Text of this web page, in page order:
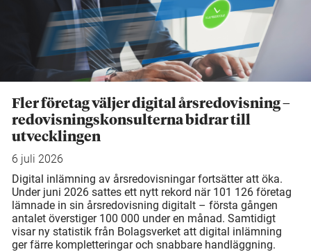
Fler företag väljer digital årsredovisning –
redovisningskonsulterna bidrar till
utvecklingen
6 juli 2026
Digital inlämning av årsredovisningar fortsätter att öka.
Under juni 2026 sattes ett nytt rekord när 101 126 företag
lämnade in sin årsredovisning digitalt – första gången
antalet överstiger 100 000 under en månad. Samtidigt
visar ny statistik från Bolagsverket att digital inlämning
ger färre kompletteringar och snabbare handläggning.